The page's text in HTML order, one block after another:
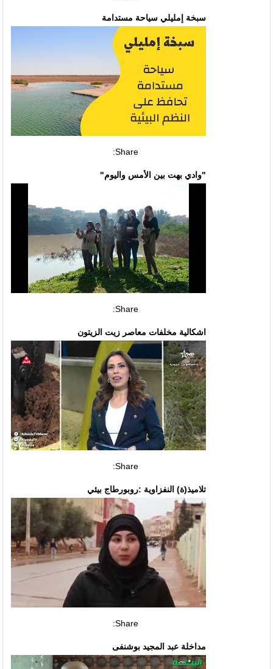
سبخة إمليلي سياحة مستدامة
Share:
"وادي بهت بين الأمس واليوم"
Share:
اشكالية مخلفات معاصر زيت الزيتون
Share:
تلاميذ(ة) النفزاوية :روبورطاج بيئي
Share:
مداخلة عبد المجيد بوشنفى